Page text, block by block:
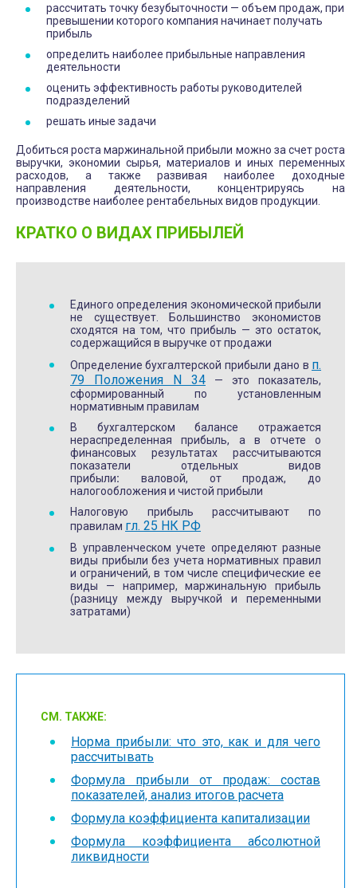
рассчитать точку безубыточности — объем продаж, при
превышении которого компания начинает получать
прибыль
определить наиболее прибыльные направления
деятельности
оценить эффективность работы руководителей
подразделений
решать иные задачи
Добиться роста маржинальной прибыли можно за счет роста
выручки, экономии сырья, материалов и иных переменных
расходов, а также развивая наиболее доходные
направления деятельности, концентрируясь на
производстве наиболее рентабельных видов продукции.
КРАТКО О ВИДАХ ПРИБЫЛЕЙ
Единого определения экономической прибыли
не существует. Большинство экономистов
сходятся на том, что прибыль — это остаток,
содержащийся в выручке от продажи
Определение бухгалтерской прибыли дано в п.
79 Положения N 34 — это показатель,
сформированный по установленным
нормативным правилам
В бухгалтерском балансе отражается
нераспределенная прибыль, а в отчете о
финансовых результатах рассчитываются
показатели отдельных видов
прибыли: валовой, от продаж, до
налогообложения и чистой прибыли
Налоговую прибыль рассчитывают по
правилам гл. 25 НК РФ
В управленческом учете определяют разные
виды прибыли без учета нормативных правил
и ограничений, в том числе специфические ее
виды — например, маржинальную прибыль
(разницу между выручкой и переменными
затратами)
СМ. ТАКЖЕ:
Норма прибыли: что это, как и для чего
рассчитывать
Формула прибыли от продаж: состав
показателей, анализ итогов расчета
Формула коэффициента капитализации
Формула коэффициента абсолютной
ликвидности